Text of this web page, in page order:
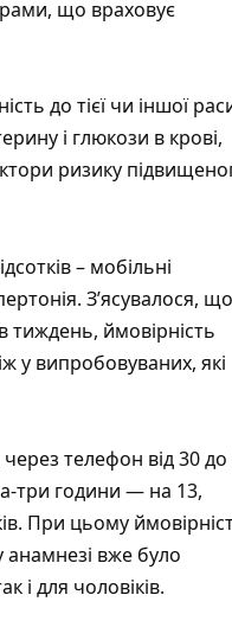
що враховує
до тієї чи іншої
і глюкози в крові,
ризику
– мобільні
З’ясувалося,
тиждень, ймовірність
у випробовуваних, які
телефон від 30 до
три години — на 13,
При цьому
анамнезі вже було
і для чоловіків.